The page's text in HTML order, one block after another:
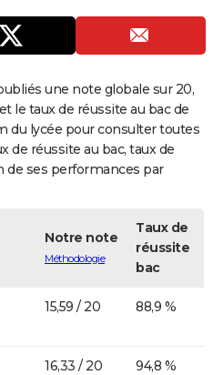
une note globale sur 20,
le taux de réussite au bac de
du lycée pour consulter toutes
de réussite au bac, taux de
de ses performances par
Notre note
Méthodologie
Taux de
réussite
bac
15,59 / 20 88,9 %
16,33 / 20 94,8 %